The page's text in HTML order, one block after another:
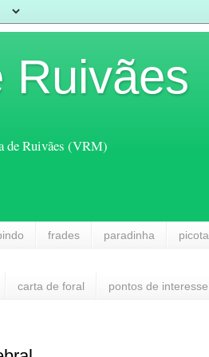
Ruivães
de Ruivães (VRM)
frades paradinha picota
carta de foral pontos de interesse